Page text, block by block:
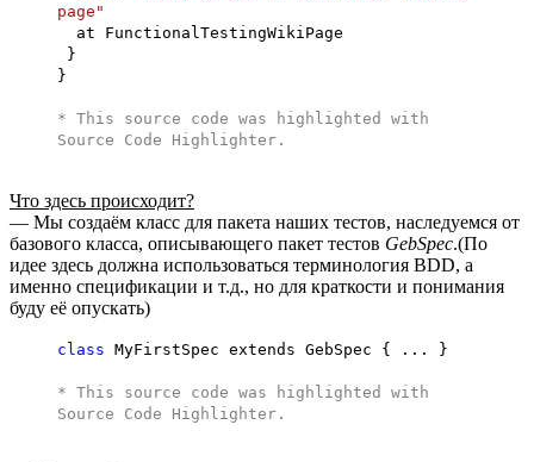
page"
at FunctionalTestingWikiPage
}
}
* This source code was highlighted with
Source Code Highlighter .
Что здесь происходит?
— Мы создаём класс для пакета наших тестов, наследуемся от
базового класса, описывающего пакет тестов GebSpec.(По
идее здесь должна использоваться терминология BDD, а
именно спецификации и т.д., но для краткости и понимания
буду её опускать)
class MyFirstSpec extends GebSpec { ... }
* This source code was highlighted with
Source Code Highlighter .